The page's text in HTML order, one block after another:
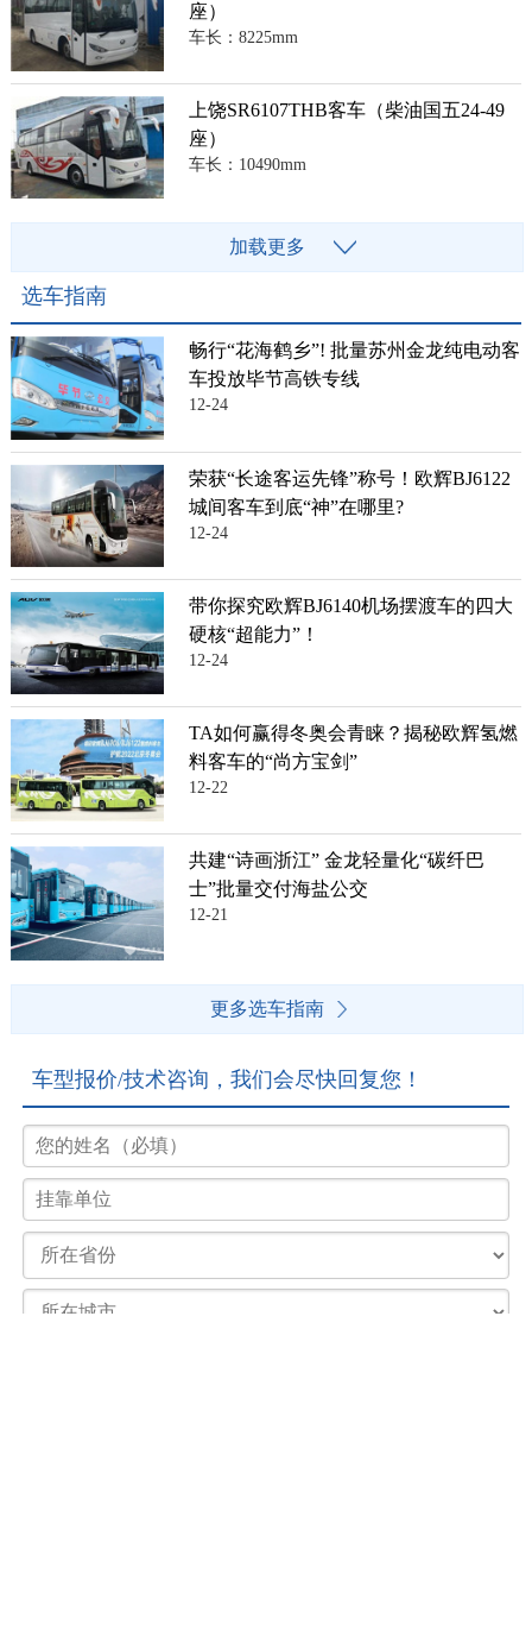
座）
车长：8225mm
上饶SR6107THB客车（柴油国五24-49
座）
车长：10490mm
加载更多
选车指南
畅行“花海鹤乡”! 批量苏州金龙纯电动客
车投放毕节高铁专线
12-24
荣获“长途客运先锋”称号！欧辉BJ6122
城间客车到底“神”在哪里?
12-24
带你探究欧辉BJ6140机场摆渡车的四大
硬核“超能力”！
12-24
TA如何赢得冬奥会青睐？揭秘欧辉氢燃
料客车的“尚方宝剑”
12-22
共建“诗画浙江” 金龙轻量化“碳纤巴
士”批量交付海盐公交
12-21
更多选车指南
车型报价/技术咨询，我们会尽快回复您！